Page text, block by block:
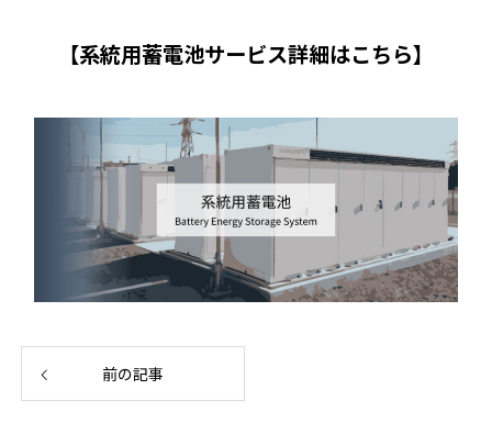
【系統用蓄電池サービス詳細はこちら】
前の記事